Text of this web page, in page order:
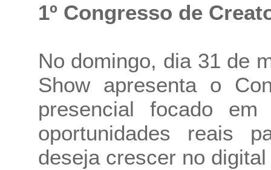
1º Congresso de
No domingo, dia 31 de
Show apresenta o
presencial focado em
oportunidades reais
deseja crescer no